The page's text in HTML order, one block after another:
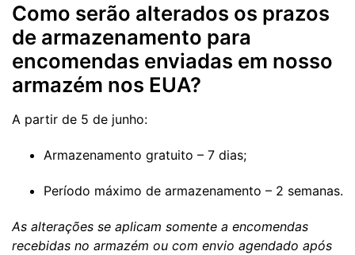
Como serão alterados os prazos
de armazenamento para
encomendas enviadas em nosso
armazém nos EUA?
A partir de 5 de junho:
Armazenamento gratuito – 7 dias;
Período máximo de armazenamento – 2 semanas.
As alterações se aplicam somente a encomendas
recebidas no armazém ou com envio agendado após